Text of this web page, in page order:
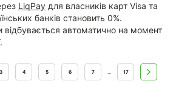
LiqPay для власників карт Visa та
банків становить 0%.
відбувається автоматично на момент
3 4 5 6 7 ... 17